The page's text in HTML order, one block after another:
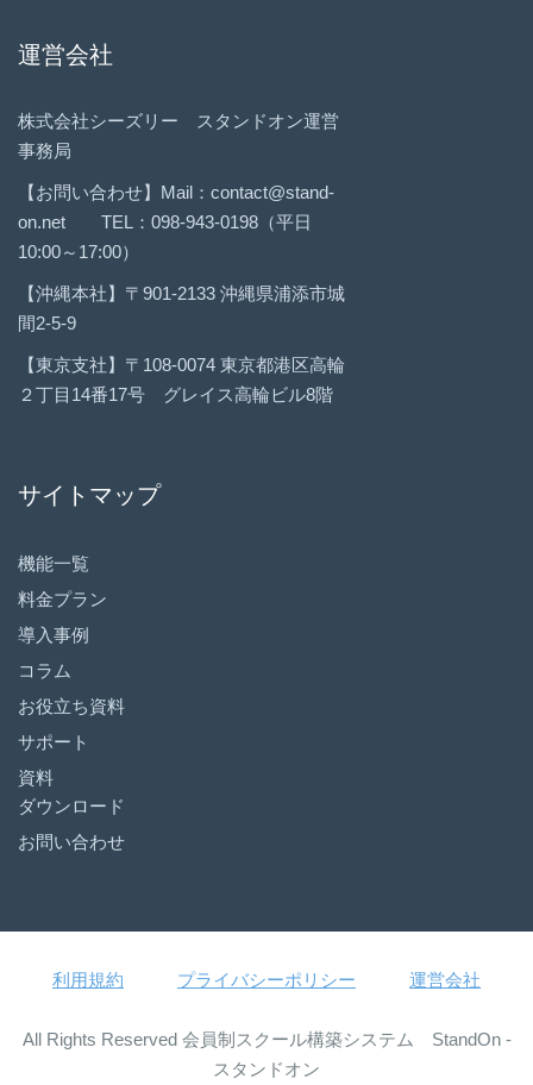
運営会社
株式会社シーズリー スタンドオン運営
事務局
【お問い合わせ】Mail：contact@stand-
on.net TEL：098-943-0198（平日
10:00～17:00）
【沖縄本社】〒901-2133 沖縄県浦添市城
間2-5-9
【東京支社】〒108-0074 東京都港区高輪
２丁目14番17号 グレイス高輪ビル8階
サイトマップ
機能一覧
料金プラン
導入事例
コラム
お役立ち資料
サポート
資料
ダウンロード
お問い合わせ
利用規約 プライバシーポリシー 運営会社
All Rights Reserved 会員制スクール構築システム StandOn -
スタンドオン